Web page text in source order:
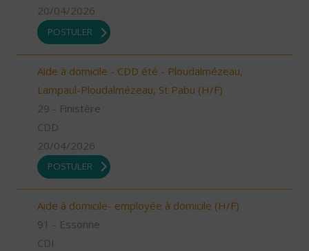
20/04/2026
POSTULER
Aide à domicile - CDD été - Ploudalmézeau,
Lampaul-Ploudalmézeau, St Pabu (H/F)
29 - Finistère
CDD
20/04/2026
POSTULER
Aide à domicile- employée à domicile (H/F)
91 - Essonne
CDI